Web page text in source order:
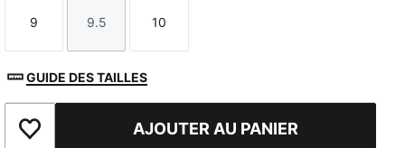
Taille
9
Taille
9.5
Taille
10
GUIDE DES TAILLES
Ajouter à la liste de souhaits
AJOUTER AU PANIER